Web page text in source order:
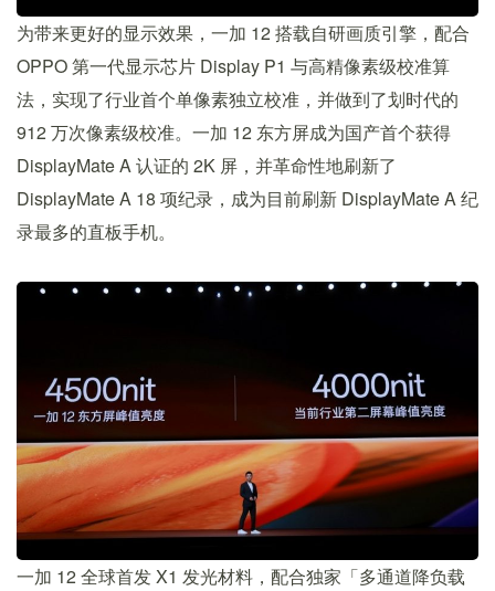
为带来更好的显示效果，一加 12 搭载自研画质引擎，配合
OPPO 第一代显示芯片 Display P1 与高精像素级校准算
法，实现了行业首个单像素独立校准，并做到了划时代的
912 万次像素级校准。一加 12 东方屏成为国产首个获得
DisplayMate A 认证的 2K 屏，并革命性地刷新了
DisplayMate A 18 项纪录，成为目前刷新 DisplayMate A 纪
录最多的直板手机。
一加 12 全球首发 X1 发光材料，配合独家「多通道降负载